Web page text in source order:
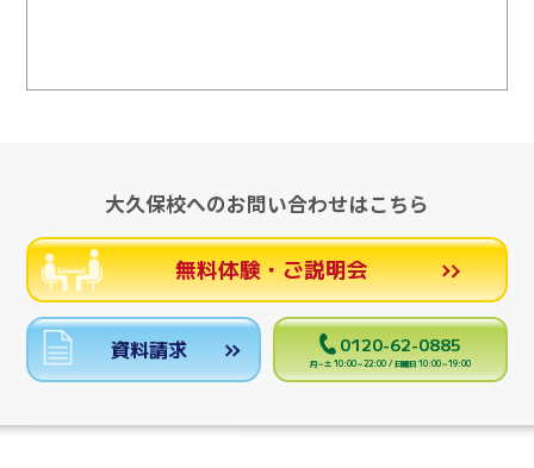
大久保校へのお問い合わせはこちら
無料体験・ご説明会
資料請求 0120-62-0885
月～土 10:00～22:00 / 日曜日 10:00～19:00